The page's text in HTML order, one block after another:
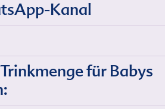
Kanal
für Babys